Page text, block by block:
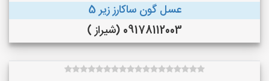
عسل گون ساکارز زیر 5
09178112003 (شیراز )